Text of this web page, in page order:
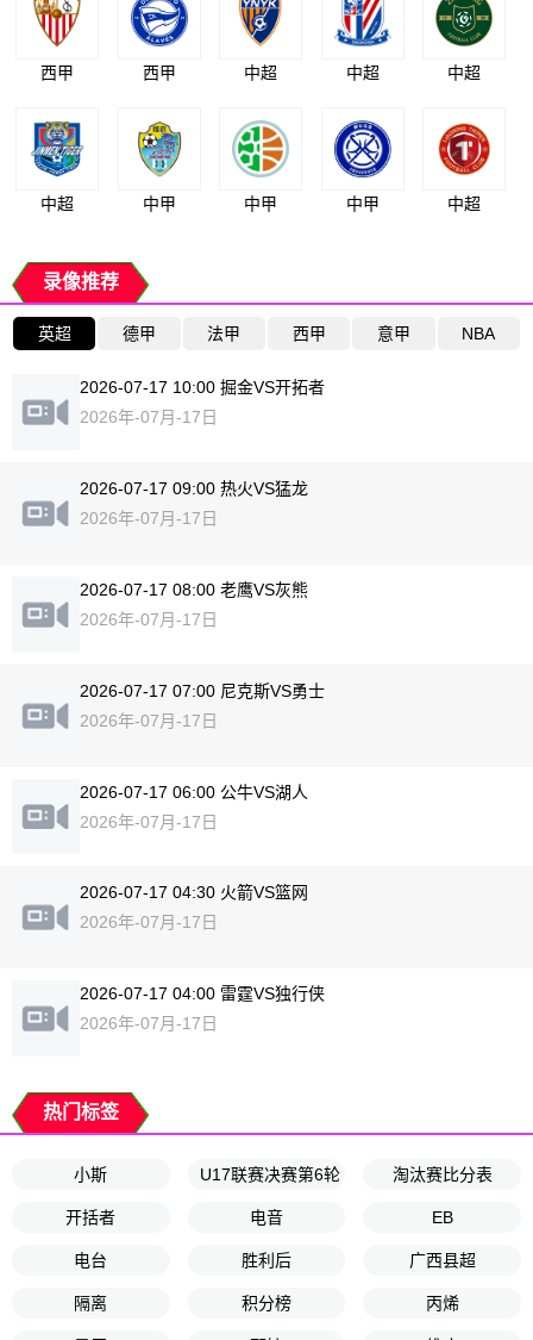
西甲 西甲 中超 中超 中超
中超 中甲 中甲 中甲 中超
录像推荐
英超 德甲 法甲 西甲 意甲 NBA
2026-07-17 10:00 掘金VS开拓者
2026年-07月-17日
2026-07-17 09:00 热火VS猛龙
2026年-07月-17日
2026-07-17 08:00 老鹰VS灰熊
2026年-07月-17日
2026-07-17 07:00 尼克斯VS勇士
2026年-07月-17日
2026-07-17 06:00 公牛VS湖人
2026年-07月-17日
2026-07-17 04:30 火箭VS篮网
2026年-07月-17日
2026-07-17 04:00 雷霆VS独行侠
2026年-07月-17日
热门标签
小斯 U17联赛决赛第6轮 淘汰赛比分表
开括者 电音 EB
电台 胜利后 广西县超
隔离 积分榜 丙烯